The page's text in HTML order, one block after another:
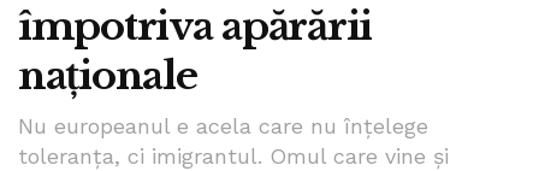
împotriva apărării
naționale
Nu europeanul e acela care nu înțelege
toleranța, ci imigrantul. Omul care vine și